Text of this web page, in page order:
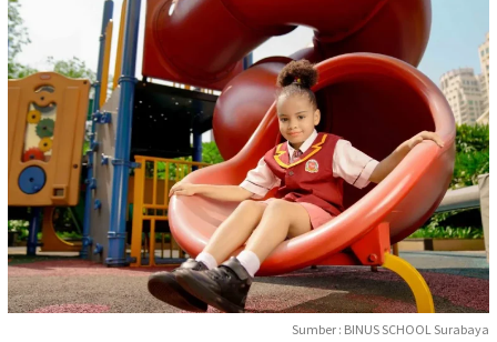
Sumber : BINUS SCHOOL Surabaya